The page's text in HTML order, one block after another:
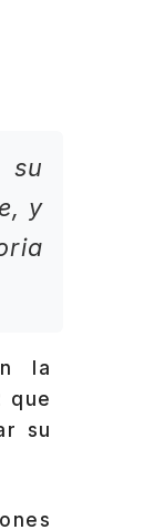
su
y
la
que
su